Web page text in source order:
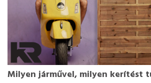
Milyen járművel, milyen kerítést